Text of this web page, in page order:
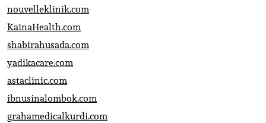
nouvelleklinik.com
KainaHealth.com
shabirahusada.com
yadikacare.com
astaclinic.com
ibnusinalombok.com
grahamedicalkurdi.com